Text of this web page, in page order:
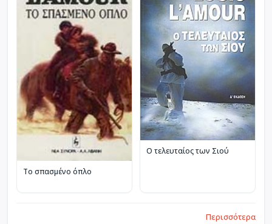
Το σπασμένο όπλο
Ο τελευταίος των Σιού
Περισσότερα